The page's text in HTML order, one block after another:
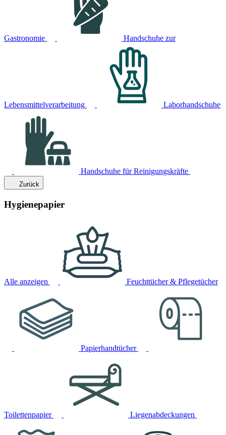
Gastronomie Handschuhe zur
Lebensmittelverarbeitung Laborhandschuhe
Handschuhe für Reinigungskräfte
Zurück
Hygienepapier
Alle anzeigen Feuchttücher & Pflegetücher
Papierhandtücher
Toilettenpapier Liegenabdeckungen